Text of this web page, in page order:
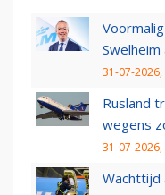
Swelheim
31-07-2026,
Rusland
wegens
31-07-2026,
Wachttijd